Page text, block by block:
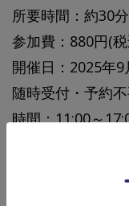
所要時間：約30分
参加費：880円(
開催日：2025年
随時受付・予約
時間：11:00～
※混雑時にはお
めご了承くださ